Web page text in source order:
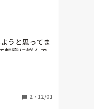
うと思ってま
転職に悩んで
2 ・ 12/01